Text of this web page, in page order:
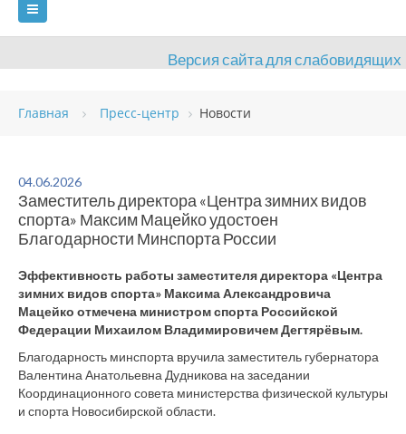
Версия сайта для слабовидящих
ГЛАВНАЯ
ВИДЫ СПОРТА
ОБЪЕКТЫ ДОКУМЕНТЫ ПРЕСС-ЦЕНТР
ОЦЕНКА КАЧЕСТВА ОБРАЗОВАНИЯ
ПЛАТНЫЕ УСЛУГИ КОНТАКТЫ
Главная Пресс-центр Новости
04.06.2026
Заместитель директора «Центра зимних видов
спорта» Максим Мацейко удостоен
Благодарности Минспорта России
Эффективность работы заместителя директора «Центра
зимних видов спорта» Максима Александровича
Мацейко отмечена министром спорта Российской
Федерации Михаилом Владимировичем Дегтярёвым.
Благодарность минспорта вручила заместитель губернатора
Валентина Анатольевна Дудникова на заседании
Координационного совета министерства физической культуры
и спорта Новосибирской области.